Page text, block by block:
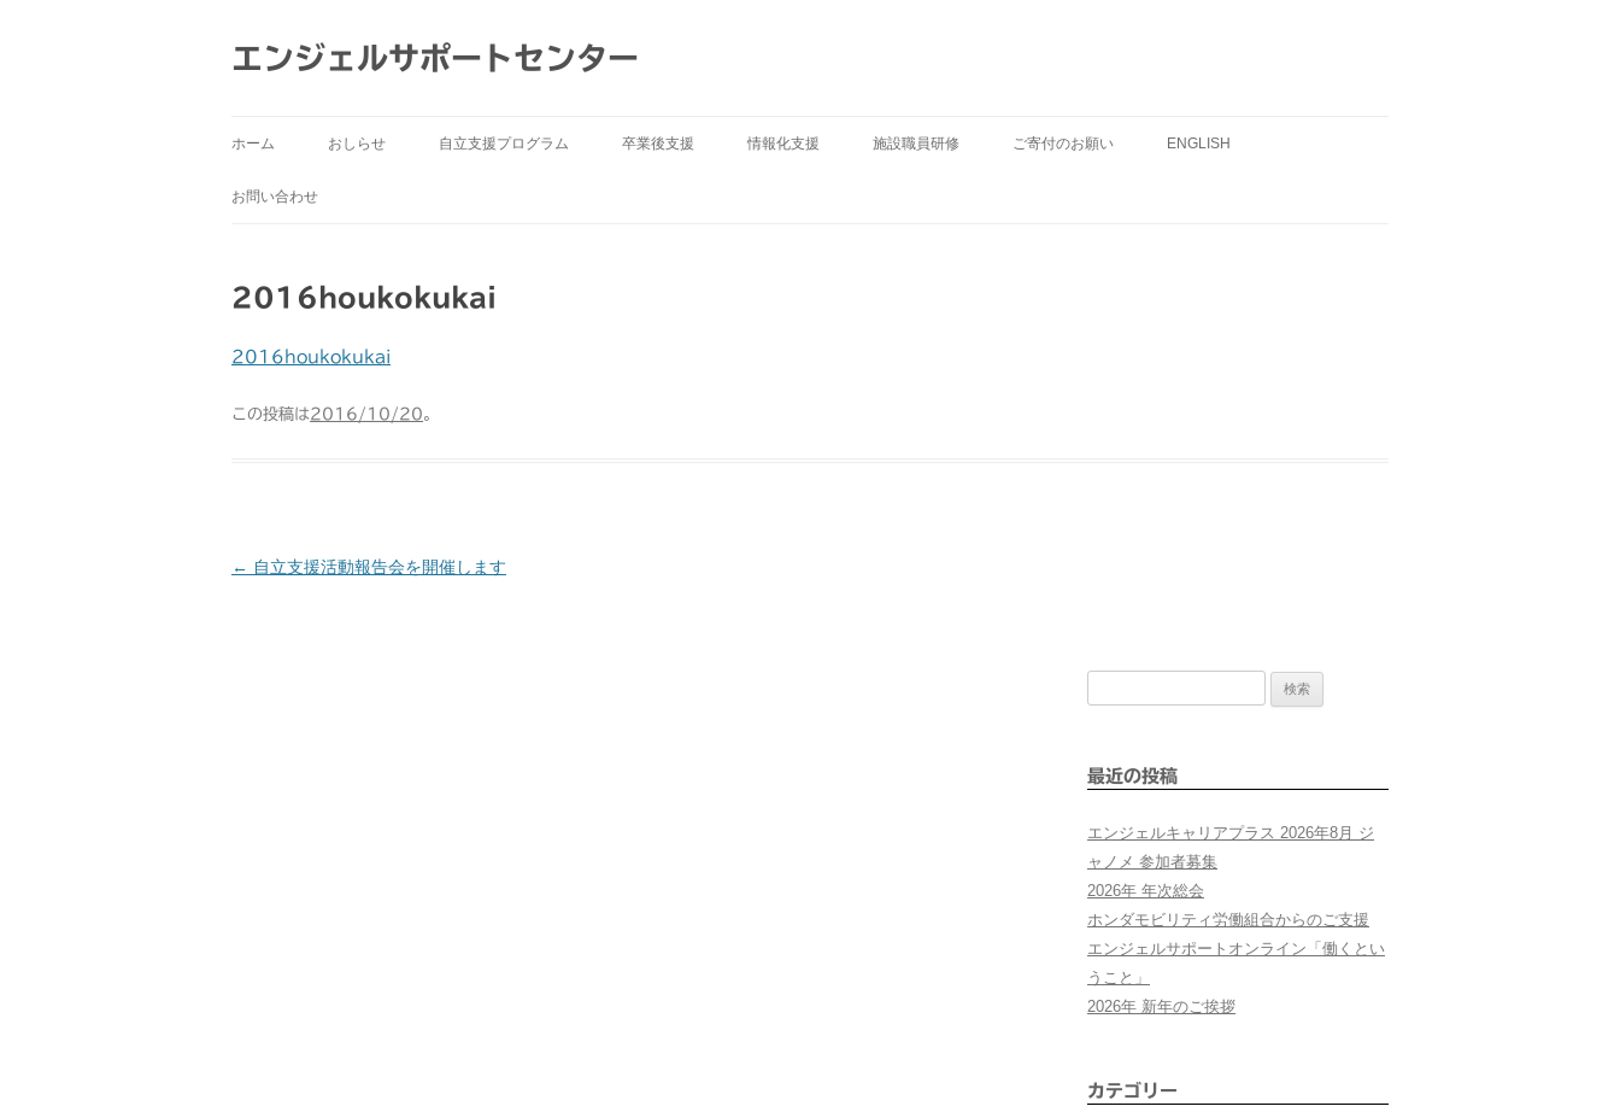
ン
ツ
ッ
エンジェルサポートセンター
ホーム おしらせ 自立支援プログラム 卒業後支援 情報化支援 施設職員研修 ご寄付のお願い ENGLISH
お問い合わせ
2016houkokukai
2016houkokukai
この投稿は2016/10/20。
投
← 自立支援活動報告会を開催します
最近の投稿
エンジェルキャリアプラス 2026年8月 ジ
ャノメ 参加者募集
2026年 年次総会
ホンダモビリティ労働組合からのご支援
エンジェルサポートオンライン「働くとい
うこと」
2026年 新年のご挨拶
カテゴリー